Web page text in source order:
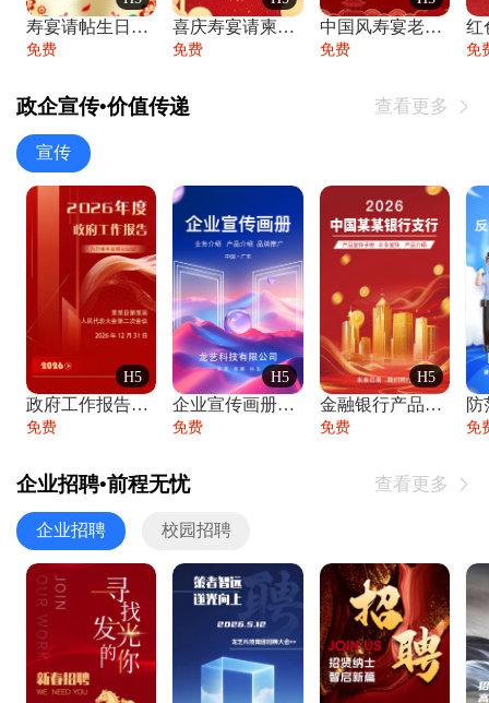
寿宴请帖生日宴邀请函老人寿星生日快乐祝寿
免费
喜庆寿宴请柬老人生日宴会邀请函请柬过大寿
免费
中国风寿宴老人生日宴会邀请函寿宴请帖请柬
免费 免
政企宣传•价值传递 查看更多 
宣传
H5
政府工作报告政府年终工作总结
免费
H5
企业宣传画册公司简介产品介绍业务宣传手册
免费
H5
金融银行产品宣传手册企业宣传产品介绍
免费
防
免
企业招聘•前程无忧 查看更多 
企业招聘 校园招聘